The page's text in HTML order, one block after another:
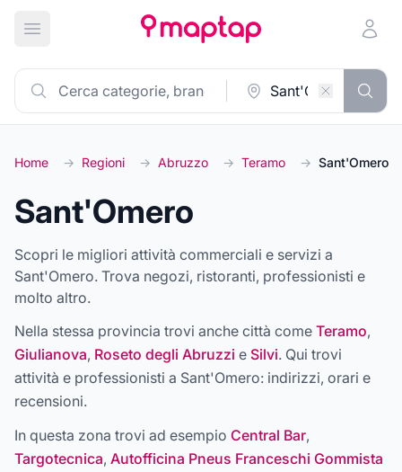
Apri menu principale
Home → Regioni → Abruzzo → Teramo → Sant'Omero
Sant'Omero
Scopri le migliori attività commerciali e servizi a
Sant'Omero. Trova negozi, ristoranti, professionisti e
molto altro.
Nella stessa provincia trovi anche città come Teramo,
Giulianova, Roseto degli Abruzzi e Silvi. Qui trovi
attività e professionisti a Sant'Omero: indirizzi, orari e
recensioni.
In questa zona trovi ad esempio Central Bar,
Targotecnica, Autofficina Pneus Franceschi Gommista